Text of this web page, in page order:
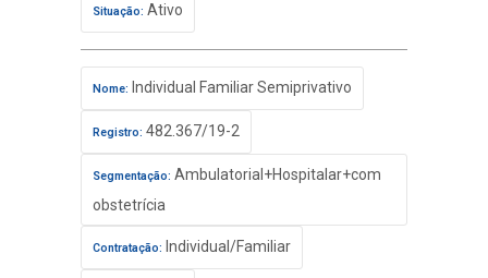
Situação: Ativo
Nome: Individual Familiar Semiprivativo
Registro: 482.367/19-2
Segmentação: Ambulatorial+Hospitalar+com
obstetrícia
Contratação: Individual/Familiar